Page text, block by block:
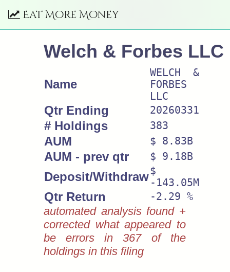
Eat More Money
Welch & Forbes LLC
Name
WELCH &
FORBES
LLC
Qtr Ending 20260331
# Holdings 383
AUM $ 8.83B
AUM - prev qtr $ 9.18B
Deposit/Withdraw$
-143.05M
Qtr Return -2.29 %
automated analysis found +
corrected what appeared to
be errors in 367 of the
holdings in this filing